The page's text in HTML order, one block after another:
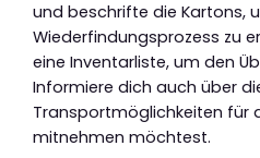
und beschrifte die Kartons,
Wiederfindungsprozess zu
eine Inventarliste, um den
Informiere dich auch über
Transportmöglichkeiten für
mitnehmen möchtest.